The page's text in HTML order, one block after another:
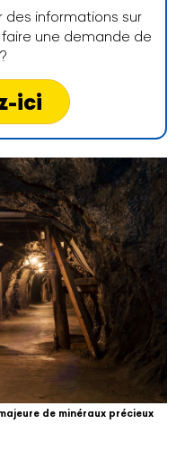
informations sur
une demande de
ici
de minéraux précieux